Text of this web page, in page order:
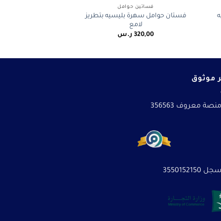
فساتين حوامل
فستان حوامل سهرة بليسيه بتطريز
لامع
320,00 ر.س
موثوق
معروف 356563